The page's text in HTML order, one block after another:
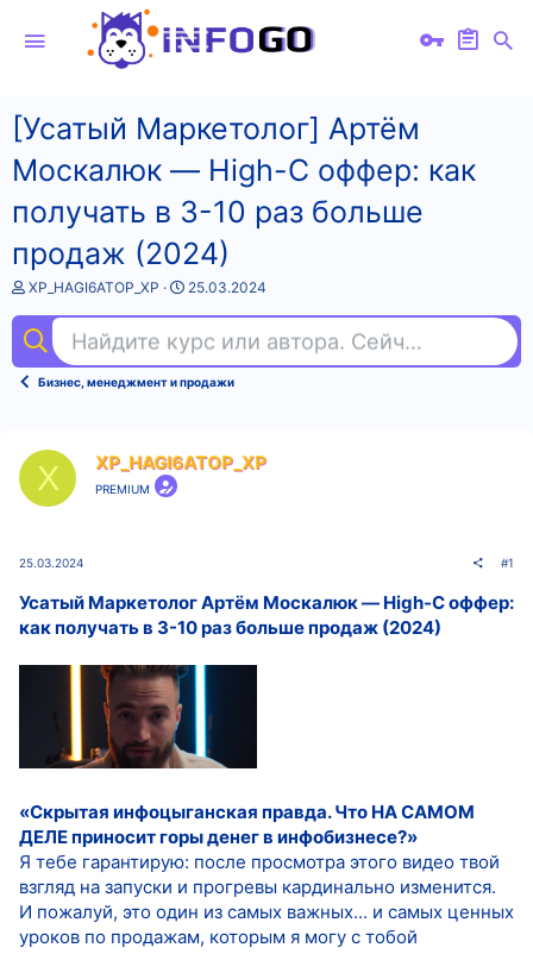
[Усатый Маркетолог] Артём
Москалюк ― High-C оффер: как
получать в 3-10 раз больше
продаж (2024)
А
т
о
т
XP_HAGI6ATOP_XP
Д
а
н
а
а
25.03.2024
Найдите курс или автора. Сейчас ищут
Бизнес, менеджмент и продажи
X XP_HAGI6ATOP_XP
PREMIUM
25.03.2024 #1
Усатый Маркетолог Артём Москалюк ― High-C оффер:
как получать в 3-10 раз больше продаж (2024)
«Скрытая инфоцыганская правда. Что НА САМОМ
ДЕЛЕ приносит горы денег в инфобизнесе?»
Я тебе гарантирую: после просмотра этого видео твой
взгляд на запуски и прогревы кардинально изменится.
И пожалуй, это один из самых важных... и самых ценных
уроков по продажам, которым я могу с тобой